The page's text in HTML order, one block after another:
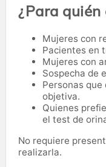
¿Para
Mujeres con
Pacientes en
Mujeres con
Sospecha de
Personas
objetiva.
Quienes
el test de
No requiere
realizarla.